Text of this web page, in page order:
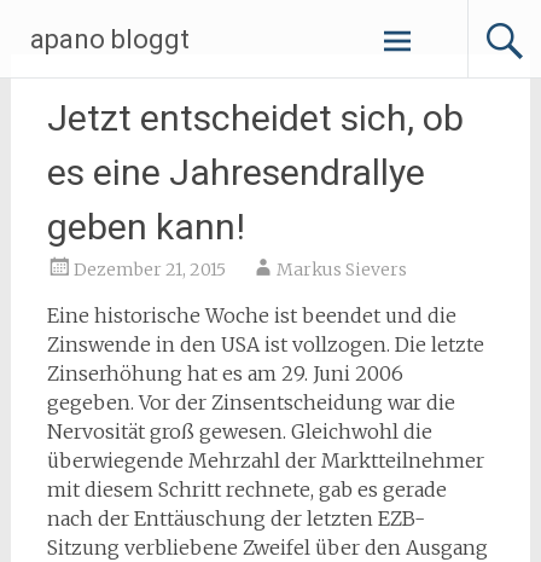
Inhalt
springen
apano bloggt
Jetzt entscheidet sich, ob
es eine Jahresendrallye
geben kann!
Dezember 21, 2015 Markus Sievers
Eine historische Woche ist beendet und die
Zinswende in den USA ist vollzogen. Die letzte
Zinserhöhung hat es am 29. Juni 2006
gegeben. Vor der Zinsentscheidung war die
Nervosität groß gewesen. Gleichwohl die
überwiegende Mehrzahl der Marktteilnehmer
mit diesem Schritt rechnete, gab es gerade
nach der Enttäuschung der letzten EZB-
Sitzung verbliebene Zweifel über den Ausgang